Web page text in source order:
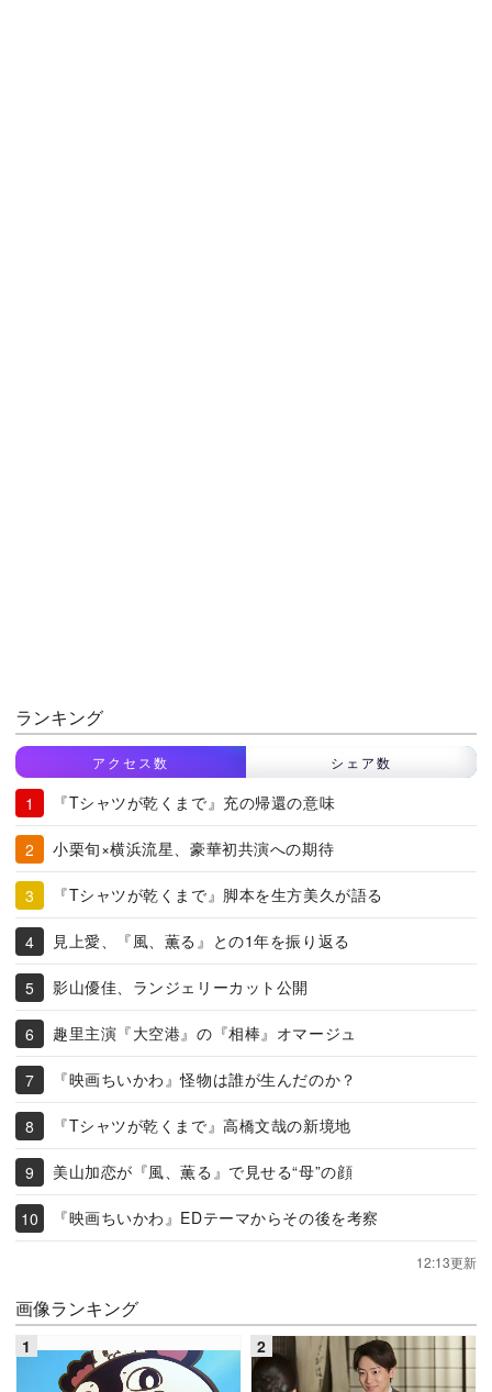
ランキング
アクセス数 シェア数
『Tシャツが乾くまで』充の帰還の意味
小栗旬×横浜流星、豪華初共演への期待
『Tシャツが乾くまで』脚本を生方美久が語る
見上愛、『風、薫る』との1年を振り返る
影山優佳、ランジェリーカット公開
趣里主演『大空港』の『相棒』オマージュ
『映画ちいかわ』怪物は誰が生んだのか？
『Tシャツが乾くまで』高橋文哉の新境地
美山加恋が『風、薫る』で見せる“母”の顔
『映画ちいかわ』EDテーマからその後を考察
12:13更新
画像ランキング